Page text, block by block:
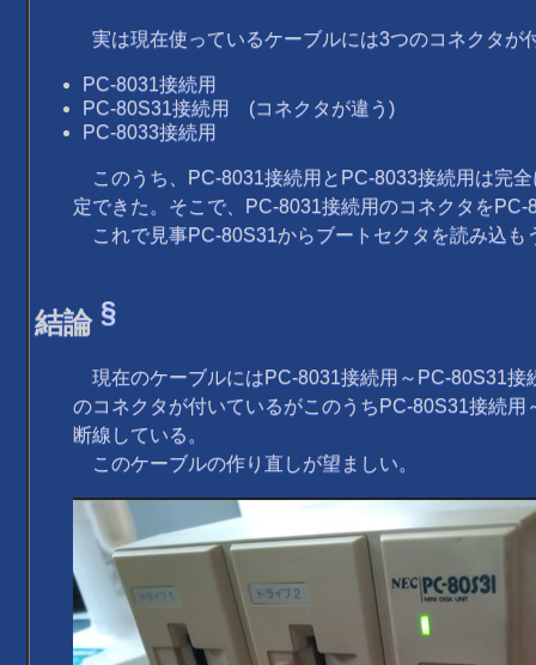
実は現在使っているケーブルには3つのコネクタが
PC-8031接続用
PC-80S31接続用 (コネクタが違う)
PC-8033接続用
このうち、PC-8031接続用とPC-8033接続用は完
定できた。そこで、PC-8031接続用のコネクタをPC-
これで見事PC-80S31からブートセクタを読み込も
結論 §
現在のケーブルにはPC-8031接続用～PC-80S31接
のコネクタが付いているがこのうちPC-80S31接続用
断線している。
このケーブルの作り直しが望ましい。